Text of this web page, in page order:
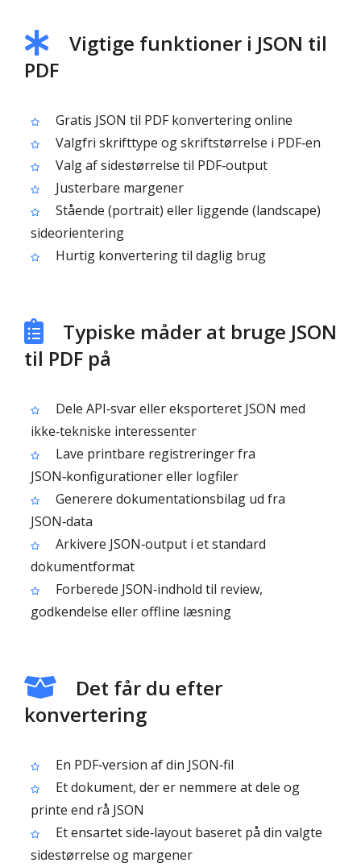
Vigtige funktioner i JSON til
PDF
Gratis JSON til PDF konvertering online
Valgfri skrifttype og skriftstørrelse i PDF‑en
Valg af sidestørrelse til PDF‑output
Justerbare margener
Stående (portrait) eller liggende (landscape)
sideorientering
Hurtig konvertering til daglig brug
Typiske måder at bruge JSON
til PDF på
Dele API‑svar eller eksporteret JSON med
ikke‑tekniske interessenter
Lave printbare registreringer fra
JSON‑konfigurationer eller logfiler
Generere dokumentationsbilag ud fra
JSON‑data
Arkivere JSON‑output i et standard
dokumentformat
Forberede JSON‑indhold til review,
godkendelse eller offline læsning
Det får du efter
konvertering
En PDF‑version af din JSON‑fil
Et dokument, der er nemmere at dele og
printe end rå JSON
Et ensartet side‑layout baseret på din valgte
sidestørrelse og margener